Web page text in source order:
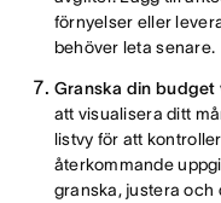
förnyelser eller
behöver leta senare.
Granska din budget
att visualisera ditt
listvy för att
återkommande
granska, justera och